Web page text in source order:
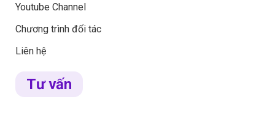
Youtube Channel
Chương trình đối tác
Liên hệ
Tư vấn